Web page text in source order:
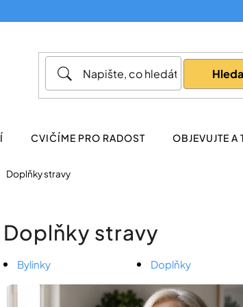
CVIČÍME PRO RADOST OBJEVUJTE A
Doplňky stravy
Doplňky stravy
Bylinky Doplňky
V
Co potřebujete najít?